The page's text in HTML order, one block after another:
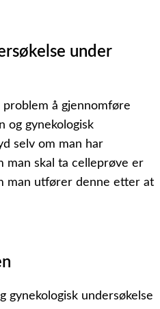
under
å gjennomføre
og gynekologisk
selv om man har
man skal ta celleprøve er
man utfører denne etter at
gynekologisk undersøkelse